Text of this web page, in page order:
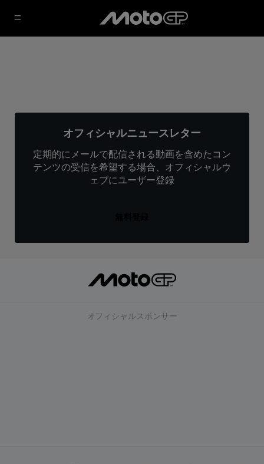
オフィシャルニュースレター
定期的にメールで配信される動画を含めたコン
テンツの受信を希望する場合、オフィシャルウ
ェブにユーザー登録
オフィシャルスポンサー